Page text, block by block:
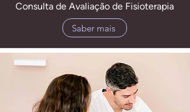
Consulta de Avaliação de Fisioterapia
Saber mais